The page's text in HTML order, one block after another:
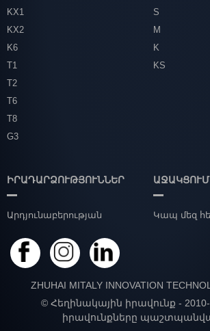
KX1
KX2
K6
T1
T2
T6
T8
G3
S
M
K
KS
ԻՐԱԴԱՐՁՈՒԹՅՈՒՆՆԵՐ
Արդյունաբերության
ԱՋԱԿՑՈՒՄ
Կապ մեզ
ZHUHAI MITALY INNOVATION
© Հեղինակային իրավունք - 2010-
իրավունքները